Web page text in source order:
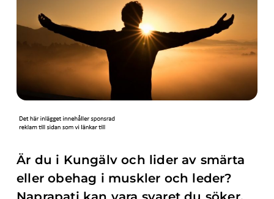
Är du i Kungälv och lider av smärta
eller obehag i muskler och leder?